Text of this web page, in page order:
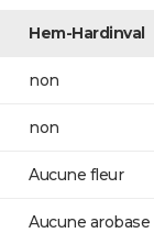
Hem-Hardinval
non
non
Aucune fleur
Aucune arobase